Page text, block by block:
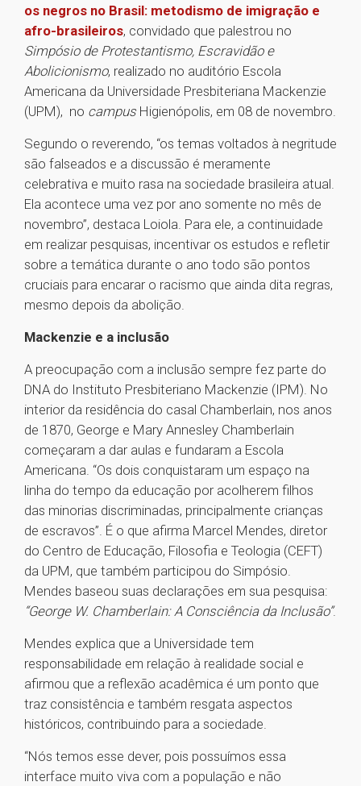
os negros no Brasil: metodismo de imigração e
afro-brasileiros, convidado que palestrou no
Simpósio de Protestantismo, Escravidão e
Abolicionismo, realizado no auditório Escola
Americana da Universidade Presbiteriana Mackenzie
(UPM), no campus Higienópolis, em 08 de novembro.
Segundo o reverendo, “os temas voltados à negritude
são falseados e a discussão é meramente
celebrativa e muito rasa na sociedade brasileira atual.
Ela acontece uma vez por ano somente no mês de
novembro”, destaca Loiola. Para ele, a continuidade
em realizar pesquisas, incentivar os estudos e refletir
sobre a temática durante o ano todo são pontos
cruciais para encarar o racismo que ainda dita regras,
mesmo depois da abolição.
Mackenzie e a inclusão
A preocupação com a inclusão sempre fez parte do
DNA do Instituto Presbiteriano Mackenzie (IPM). No
interior da residência do casal Chamberlain, nos anos
de 1870, George e Mary Annesley Chamberlain
começaram a dar aulas e fundaram a Escola
Americana. “Os dois conquistaram um espaço na
linha do tempo da educação por acolherem filhos
das minorias discriminadas, principalmente crianças
de escravos”. É o que afirma Marcel Mendes, diretor
do Centro de Educação, Filosofia e Teologia (CEFT)
da UPM, que também participou do Simpósio.
Mendes baseou suas declarações em sua pesquisa:
“George W. Chamberlain: A Consciência da Inclusão”.
Mendes explica que a Universidade tem
responsabilidade em relação à realidade social e
afirmou que a reflexão acadêmica é um ponto que
traz consistência e também resgata aspectos
históricos, contribuindo para a sociedade.
“Nós temos esse dever, pois possuímos essa
interface muito viva com a população e não